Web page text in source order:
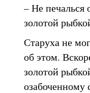
– Не печалься
золотой
Старуха не
об этом.
золотой
озабоченному